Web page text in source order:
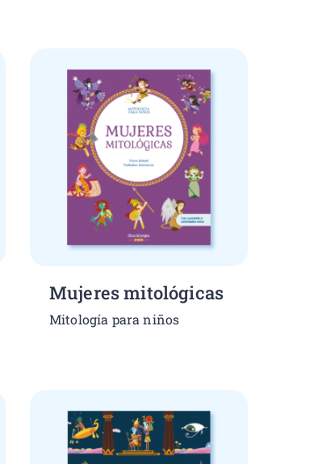
Mujeres mitológicas
Mitología para niños